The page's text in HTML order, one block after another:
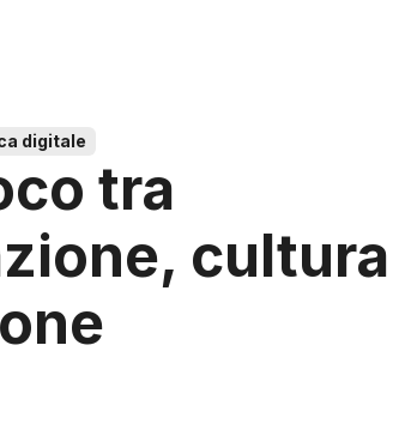
digitale
tra
cultura